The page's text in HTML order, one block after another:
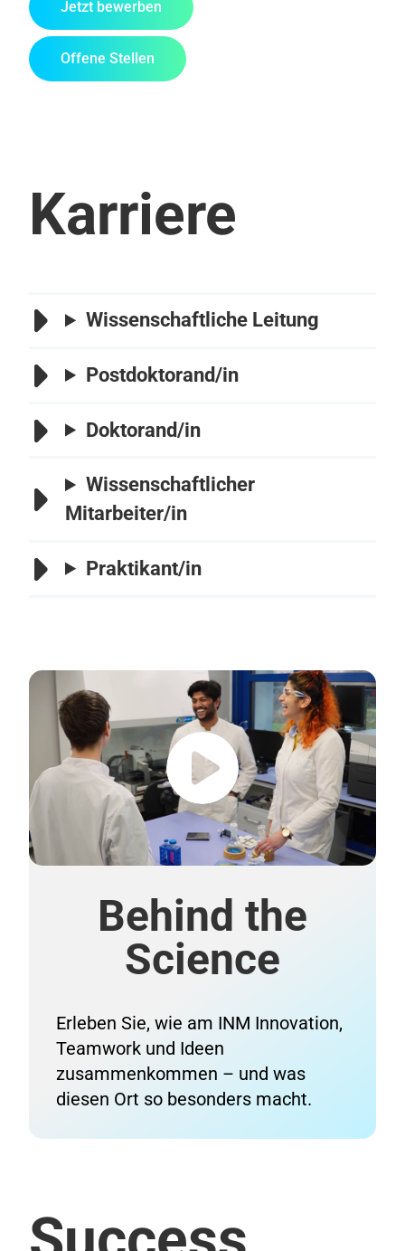
Jetzt bewerben
Offene Stellen
Karriere
Wissenschaftliche Leitung
Postdoktorand/in
Doktorand/in
Wissenschaftlicher
Mitarbeiter/in
Praktikant/in
Behind the
Science
Erleben Sie, wie am INM Innovation,
Teamwork und Ideen
zusammenkommen – und was
diesen Ort so besonders macht.